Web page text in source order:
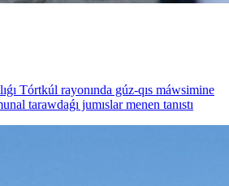
Tórtkúl rayonında gúz-qıs máwsimine
tarawdaǵı jumıslar menen tanıstı